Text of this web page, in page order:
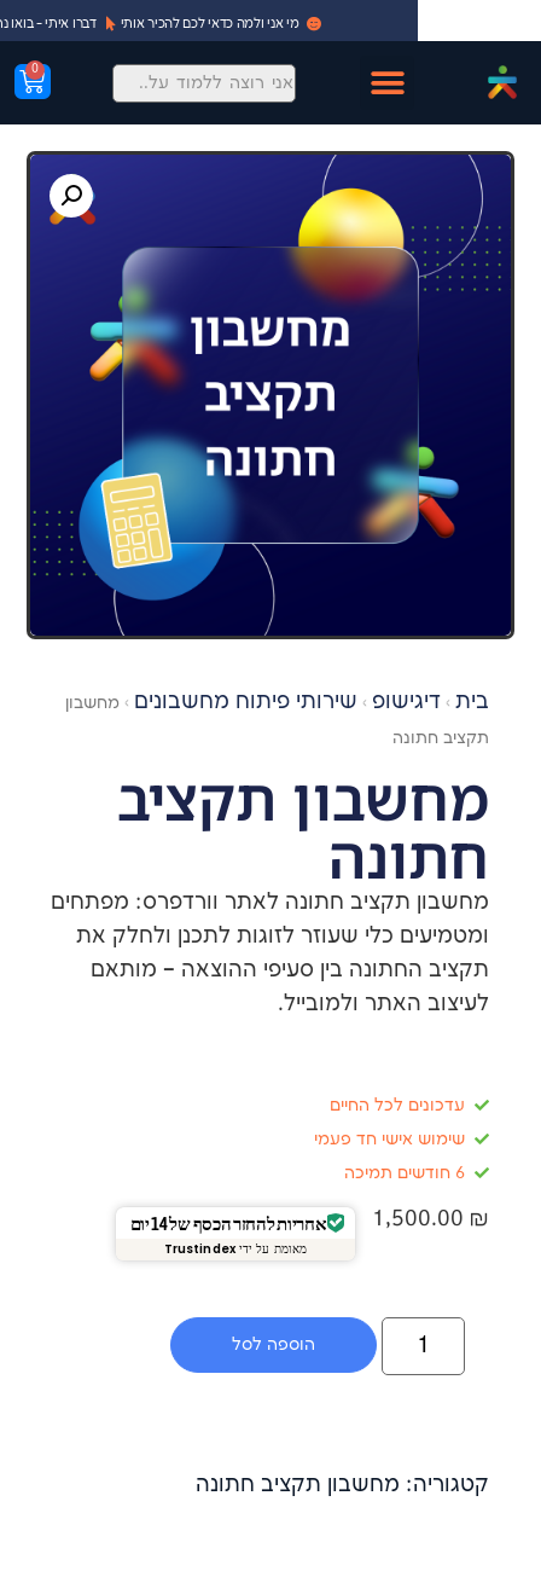
מי אני ולמה כדאי לכם להכיר אותי דברו איתי - בואו נתחיל!
0
› שירותי פיתוח מחשבונים › מחשבון
תקציב
תקציב חתונה לאתר וורדפרס: מפתחים
כלי שעוזר לזוגות לתכנן ולחלק את
בין סעיפי ההוצאה – מותאם
ולמובייל.
לכל החיים
חד פעמי
אחריות להחזר הכסף של 14 יום
Trustindex
הוספה לסל
מחשבון תקציב חתונה